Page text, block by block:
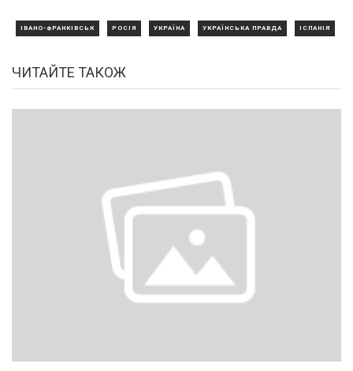
ІВАНО-ФРАНКІВСЬК РОСІЯ УКРАЇНА УКРАЇНСЬКА ПРАВДА ІСПАНІЯ
ЧИТАЙТЕ ТАКОЖ